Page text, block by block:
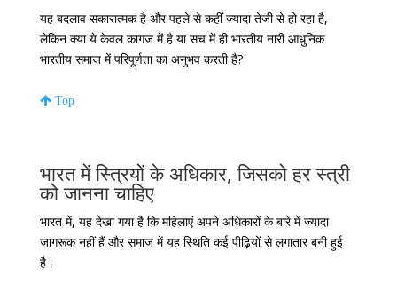
यह बदलाव सकारात्मक है और पहले से कहीं ज्यादा तेजी से हो रहा है,
लेकिन क्या ये केवल कागज में है या सच में ही भारतीय नारी आधुनिक
भारतीय समाज में परिपूर्णता का अनुभव करती है?
Top
भारत में स्त्रियों के अधिकार, जिसको हर स्त्री
को जानना चाहिए
भारत में, यह देखा गया है कि महिलाएं अपने अधिकारों के बारे में ज्यादा
जागरूक नहीं हैं और समाज में यह स्थिति कई पीढ़ियों से लगातार बनी हुई
है।